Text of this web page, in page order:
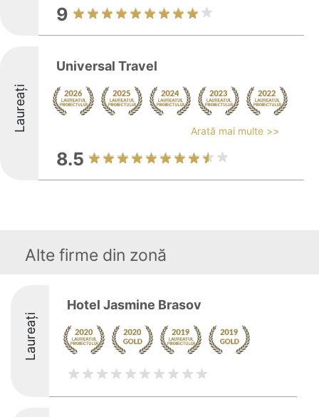
9
Laureați
Universal Travel
Arată mai multe >>
8.5
Alte firme din zonă
Laureați
Hotel Jasmine Brasov